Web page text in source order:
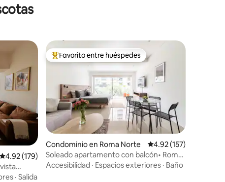
Calificación promedio: 4.92 de 5; 179 evaluaciones
4.92 (179)
· Salida
De los mejores en Favorito entre huéspedes
Favorito entre huéspedes
Condominio en Roma Norte Calificación promedio:
4.92 (157)
Soleado apartamento con balcón• Roma
Norte
Accesibilidad · Espacios exteriores · Baño